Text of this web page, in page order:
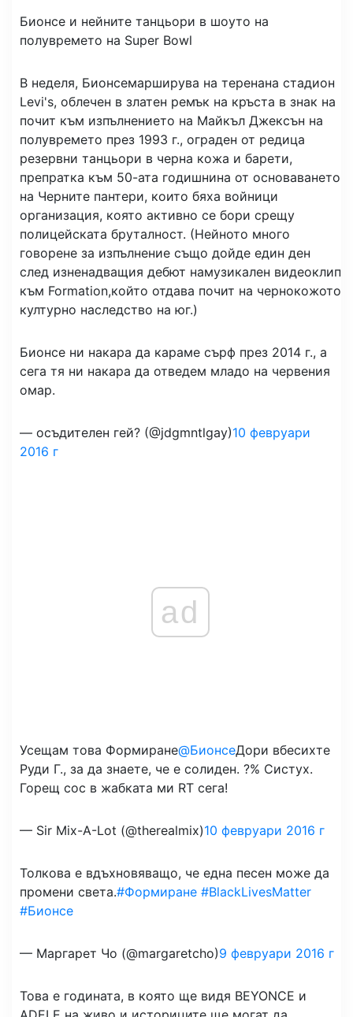
Бионсе и нейните танцьори в шоуто на
полувремето на Super Bowl
В неделя, Бионсемарширува на теренана стадион
Levi's, облечен в златен ремък на кръста в знак на
почит към изпълнението на Майкъл Джексън на
полувремето през 1993 г., ограден от редица
резервни танцьори в черна кожа и барети,
препратка към 50-ата годишнина от основаването
на Черните пантери, които бяха войници
организация, която активно се бори срещу
полицейската бруталност. (Нейното много
говорене за изпълнение също дойде един ден
след изненадващия дебют намузикален видеоклип
към Formation,който отдава почит на чернокожото
културно наследство на юг.)
Бионсе ни накара да караме сърф през 2014 г., а
сега тя ни накара да отведем младо на червения
омар.
— осъдителен гей? (@jdgmntlgay)10 февруари
2016 г
ad
Усещам това Формиране@БионсеДори вбесихте
Руди Г., за да знаете, че е солиден. ?% Систух.
Горещ сос в жабката ми RT сега!
— Sir Mix-A-Lot (@therealmix)10 февруари 2016 г
Толкова е вдъхновяващо, че една песен може да
промени света.#Формиране #BlackLivesMatter
#Бионсе
— Маргарет Чо (@margaretcho)9 февруари 2016 г
Това е годината, в която ще видя BEYONCE и